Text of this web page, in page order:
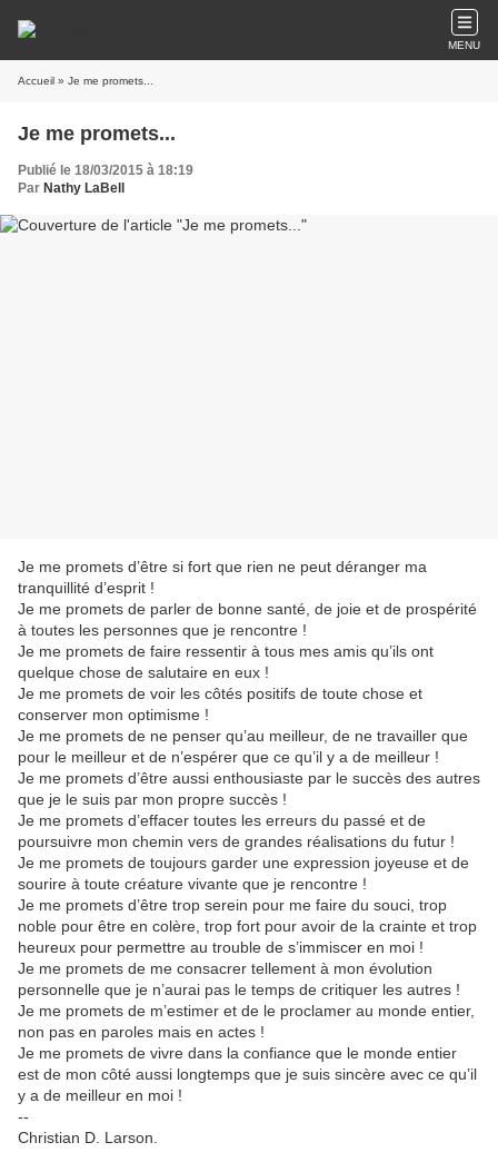
MENU
Accueil » Je me promets...
Je me promets...
Publié le 18/03/2015 à 18:19
Par Nathy LaBell
Je me promets d’être si fort que rien ne peut déranger ma
tranquillité d’esprit !
Je me promets de parler de bonne santé, de joie et de prospérité
à toutes les personnes que je rencontre !
Je me promets de faire ressentir à tous mes amis qu’ils ont
quelque chose de salutaire en eux !
Je me promets de voir les côtés positifs de toute chose et
conserver mon optimisme !
Je me promets de ne penser qu’au meilleur, de ne travailler que
pour le meilleur et de n’espérer que ce qu’il y a de meilleur !
Je me promets d’être aussi enthousiaste par le succès des autres
que je le suis par mon propre succès !
Je me promets d’effacer toutes les erreurs du passé et de
poursuivre mon chemin vers de grandes réalisations du futur !
Je me promets de toujours garder une expression joyeuse et de
sourire à toute créature vivante que je rencontre !
Je me promets d’être trop serein pour me faire du souci, trop
noble pour être en colère, trop fort pour avoir de la crainte et trop
heureux pour permettre au trouble de s’immiscer en moi !
Je me promets de me consacrer tellement à mon évolution
personnelle que je n’aurai pas le temps de critiquer les autres !
Je me promets de m’estimer et de le proclamer au monde entier,
non pas en paroles mais en actes !
Je me promets de vivre dans la confiance que le monde entier
est de mon côté aussi longtemps que je suis sincère avec ce qu’il
y a de meilleur en moi !
--
Christian D. Larson.